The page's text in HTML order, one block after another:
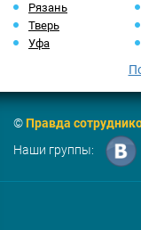
Рязань
Тверь
Уфа
©Правда
Наши группы: